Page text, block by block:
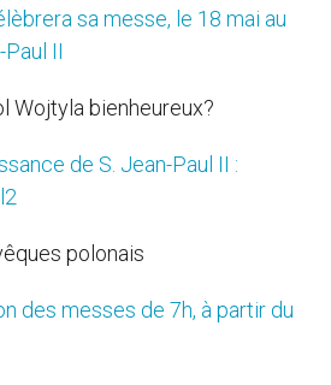
sa messe, le 18 mai au
II
Wojtyla bienheureux?
de S. Jean-Paul II :
polonais
des messes de 7h, à partir du